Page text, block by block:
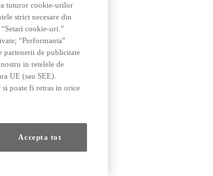
tuturor cookie-urilor
strict necesare din
cookie-uri.”
“Performanta”
partenerii de publicitate
in retelele de
UE (sau SEE).
poate fi retras in orice
Accepta tot